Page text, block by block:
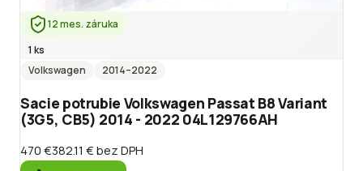
12 mes. záruka
1 ks
Volkswagen
2014–2022
Sacie potrubie Volkswagen Passat B8 Variant
(3G5, CB5) 2014 - 2022 04L129766AH
470 €382.11 €bez DPH